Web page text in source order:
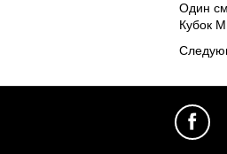
Один
Кубок